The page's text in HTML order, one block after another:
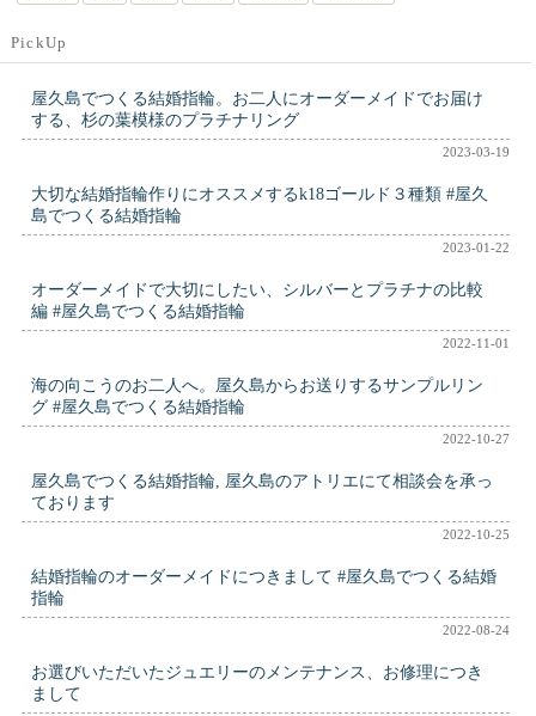
PickUp
屋久島でつくる結婚指輪。お二人にオーダーメイドでお届け
する、杉の葉模様のプラチナリング
2023-03-19
大切な結婚指輪作りにオススメするk18ゴールド３種類 #屋久
島でつくる結婚指輪
2023-01-22
オーダーメイドで大切にしたい、シルバーとプラチナの比較
編 #屋久島でつくる結婚指輪
2022-11-01
海の向こうのお二人へ。屋久島からお送りするサンプルリン
グ #屋久島でつくる結婚指輪
2022-10-27
屋久島でつくる結婚指輪, 屋久島のアトリエにて相談会を承っ
ております
2022-10-25
結婚指輪のオーダーメイドにつきまして #屋久島でつくる結婚
指輪
2022-08-24
お選びいただいたジュエリーのメンテナンス、お修理につき
まして